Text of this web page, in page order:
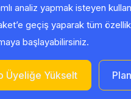
analiz yapmak isteyen
geçiş yaparak tüm
başlayabilirsiniz.
Üyeliğe Yükselt